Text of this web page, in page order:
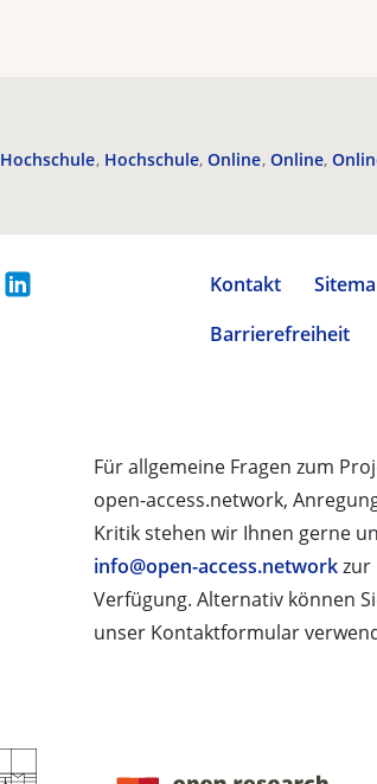
Hochschule Hochschule Online Online
Kontakt
Barrierefreiheit
Für allgemeine Fragen zum
open-access.network,
Kritik stehen wir Ihnen gerne
info@open-access.networkzur
Verfügung. Alternativ können
unser Kontaktformular